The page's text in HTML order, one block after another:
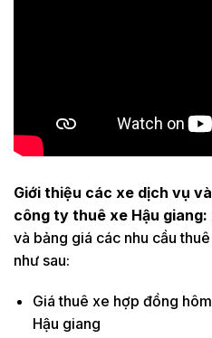
Giới thiệu các xe dịch vụ
công ty thuê xe Hậu giang:
và bảng giá các nhu cầu
như sau:
Giá thuê xe hợp đồng
Hậu giang